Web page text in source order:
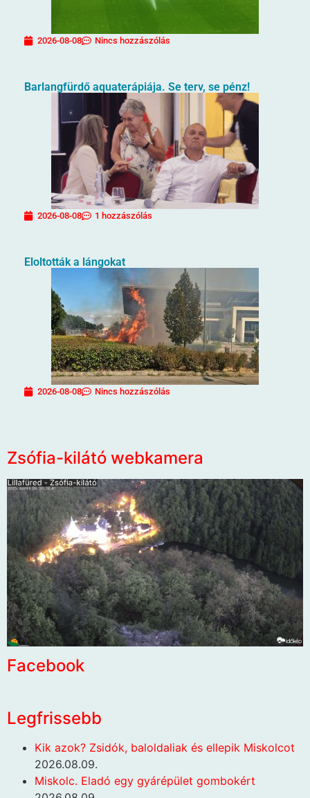
2026-08-08 Nincs hozzászólás
Barlangfürdő aquaterápiája. Se terv, se pénz!
2026-08-08 1 hozzászólás
Eloltották a lángokat
2026-08-08 Nincs hozzászólás
Zsófia-kilátó webkamera
Facebook
Legfrissebb
Kik azok? Zsidók, baloldaliak és ellepik Miskolcot
2026.08.09.
Miskolc. Eladó egy gyárépület gombokért